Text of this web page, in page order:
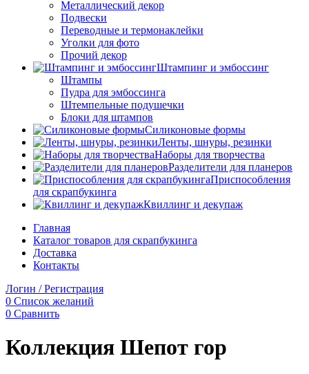
Металлический декор
Подвески
Переводные и термонаклейки
Уголки для фото
Прочий декор
Штампинг и эмбоссинг
Штампы
Пудра для эмбоссинга
Штемпельные подушечки
Блоки для штампов
Силиконовые формы
Ленты, шнуры, резинки
Наборы для творчества
Разделители для планеров
Приспособления
для скрапбукинга
Квиллинг и декупаж
Главная
Каталог товаров для скрапбукинга
Доставка
Контакты
Логин / Регистрация
0 Список желаний
0 Сравнить
Коллекция Шепот гор